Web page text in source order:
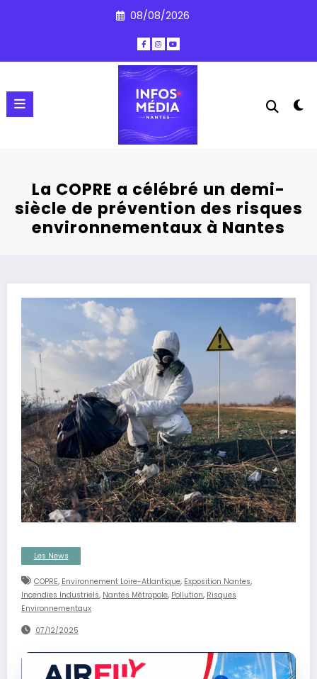
08/08/2026
La COPRE a célébré un demi-
siècle de prévention des risques
environnementaux à Nantes
Les News
COPRE, Environnement Loire-Atlantique, Exposition Nantes,
Incendies Industriels, Nantes Métropole, Pollution, Risques
Environnementaux
07/12/2025